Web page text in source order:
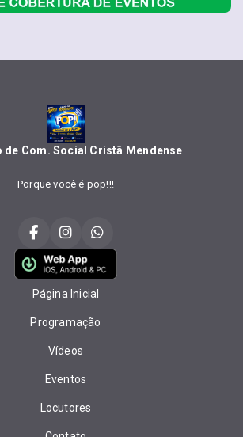
de Com. Social Cristã Mendense
Porque você é pop!!!
Página Inicial
Programação
Vídeos
Eventos
Locutores